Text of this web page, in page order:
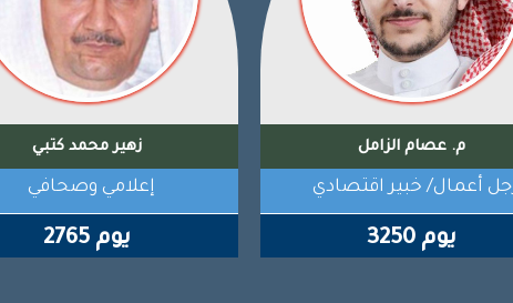
م. عصام الزامل
رجل أعمال/ خبير
3250 يوم
وليد بن سامي أبو الخير
ناشط حقوقي / سياسي
4496 يوم